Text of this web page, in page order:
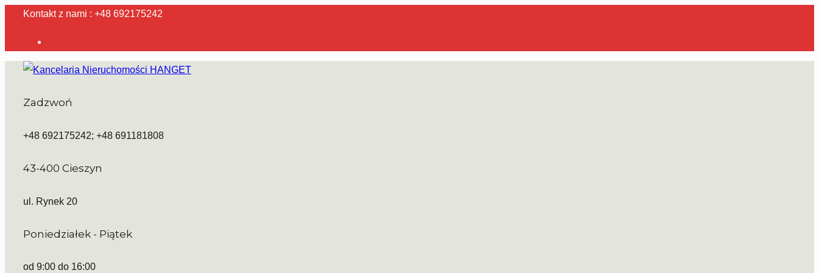
Kontakt z nami : +48 692175242
Zadzwoń
+48 692175242; +48 691181808
43-400 Cieszyn
ul. Rynek 20
Poniedziałek - Piątek
od 9:00 do 16:00